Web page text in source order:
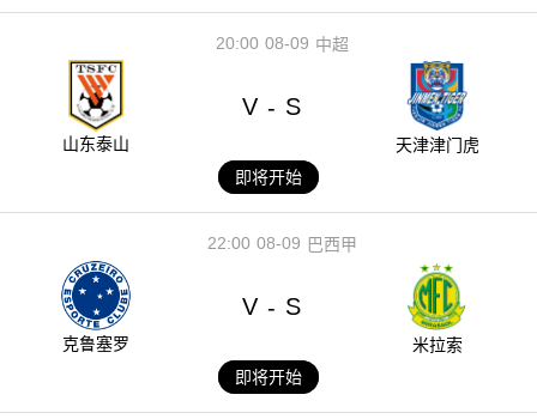
08-09
20:00 中超
山东泰山
V - S
天津津门虎
即将开始
08-09
22:00 巴西甲
克鲁塞罗
V - S
米拉索
即将开始